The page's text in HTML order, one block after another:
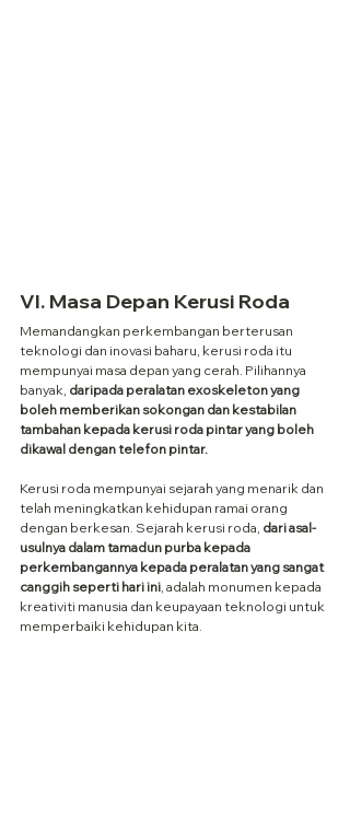
VI. Masa Depan Kerusi Roda
Memandangkan perkembangan berterusan
teknologi dan inovasi baharu, kerusi roda itu
mempunyai masa depan yang cerah. Pilihannya
banyak, daripada peralatan exoskeleton yang
boleh memberikan sokongan dan kestabilan
tambahan kepada kerusi roda pintar yang boleh
dikawal dengan telefon pintar.
Kerusi roda mempunyai sejarah yang menarik dan
telah meningkatkan kehidupan ramai orang
dengan berkesan. Sejarah kerusi roda, dari asal-
usulnya dalam tamadun purba kepada
perkembangannya kepada peralatan yang sangat
canggih seperti hari ini, adalah monumen kepada
kreativiti manusia dan keupayaan teknologi untuk
memperbaiki kehidupan kita.